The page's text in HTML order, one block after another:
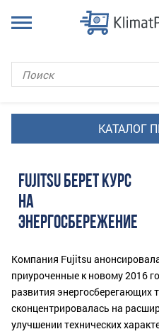
FUJITSU БЕРЕТ КУРС
НА
ЭНЕРГОСБЕРЕЖЕНИЕ
Компания Fujitsu
приуроченные к новому 2016
развития энергосберегающих
сконцентрировалась на
улучшении технических